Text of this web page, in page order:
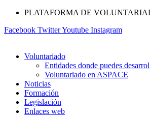
contenido
PLATAFORMA DE
Facebook TwitterYoutube Instagram
Voluntariado
Entidades donde puedes
Voluntariado en ASPACE
Noticias
Formación
Legislación
Enlaces web